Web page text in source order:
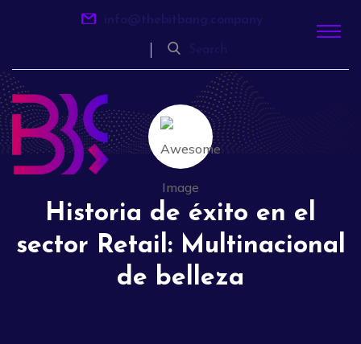
info@thebitbang.company
Search
Historia de éxito en el
sector Retail: Multinacional
de belleza